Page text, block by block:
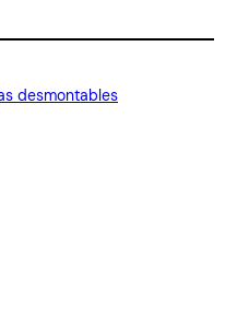
desmontables